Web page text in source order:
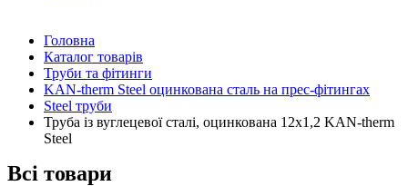
Головна
Каталог товарів
Труби та фітинги
KAN-therm Steel оцинкована сталь на прес-фітингах
Steel труби
Труба із вуглецевої сталі, оцинкована 12x1,2 KAN-therm
Steel
Всі товари